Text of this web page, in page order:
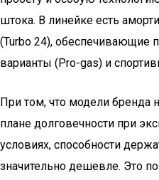
штока. В линейке есть
(Turbo 24), обеспечивающие
варианты (Pro-gas) и
При том, что модели бренда
плане долговечности при
условиях, способности
значительно дешевле. Это